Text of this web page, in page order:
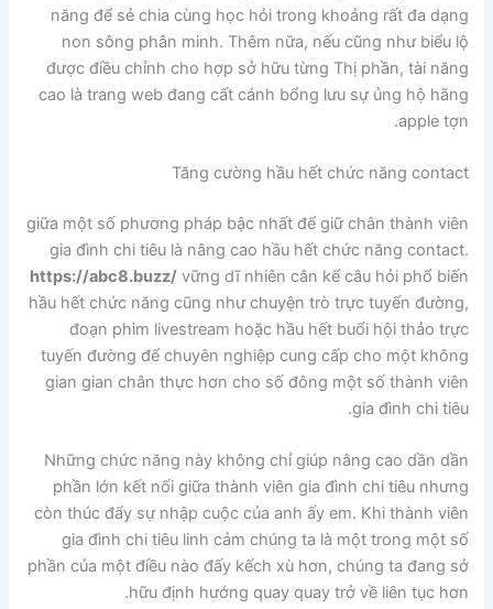
năng để sẻ chia cùng học hỏi trong khoảng rất đa dạng
non sông phân minh. Thêm nữa, nếu cũng như biểu lộ
được điều chỉnh cho hợp sở hữu từng Thị phần, tài năng
cao là trang web đang cất cánh bổng lưu sự ủng hộ hãng
apple tợn.
Tăng cường hầu hết chức năng contact
giữa một số phương pháp bậc nhất để giữ chân thành viên
gia đình chi tiêu là nâng cao hầu hết chức năng contact.
https://abc8.buzz/vững dĩ nhiên cân kể câu hỏi phổ biến
hầu hết chức năng cũng như chuyện trò trực tuyến đường,
đoạn phim livestream hoặc hầu hết buổi hội thảo trực
tuyến đường để chuyên nghiệp cung cấp cho một không
gian gian chân thực hơn cho số đông một số thành viên
gia đình chi tiêu.
Những chức năng này không chỉ giúp nâng cao dần dần
phần lớn kết nối giữa thành viên gia đình chi tiêu nhưng
còn thúc đẩy sự nhập cuộc của anh ấy em. Khi thành viên
gia đình chi tiêu linh cảm chúng ta là một trong một số
phần của một điều nào đấy kếch xù hơn, chúng ta đang sở
hữu định hướng quay quay trở về liên tục hơn.